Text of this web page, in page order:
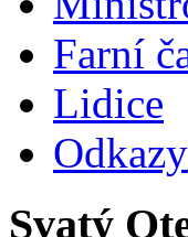
Farní
Lidice
Odkazy
Svatý